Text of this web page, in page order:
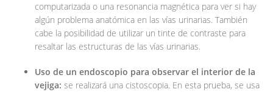
computarizada o una resonancia magnética para ver si hay
algún problema anatómica en las vías urinarias. También
cabe la posibilidad de utilizar un tinte de contraste para
resaltar las estructuras de las vías urinarias.
Uso de un endoscopio para observar el interior de la
vejiga: se realizará una cistoscopia. En esta prueba, se usa